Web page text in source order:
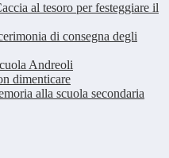
al tesoro per festeggiare il
di consegna degli
Andreoli
dimenticare
alla scuola secondaria